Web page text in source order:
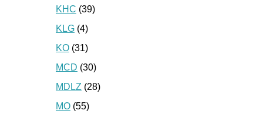
KHC (39)
KLG (4)
KO (31)
MCD (30)
MDLZ (28)
MO (55)